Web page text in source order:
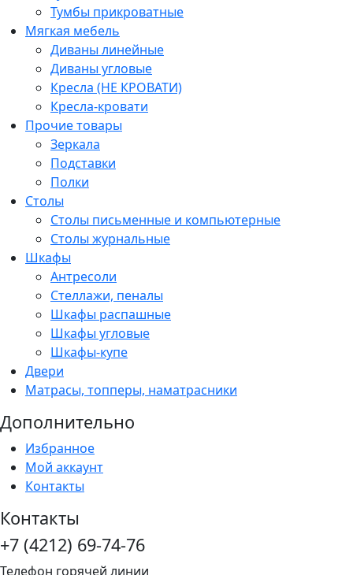
Тумбы прикроватные
Мягкая мебель
Диваны линейные
Диваны угловые
Кресла (НЕ КРОВАТИ)
Кресла-кровати
Прочие товары
Зеркала
Подставки
Полки
Столы
Столы письменные и компьютерные
Столы журнальные
Шкафы
Антресоли
Стеллажи, пеналы
Шкафы распашные
Шкафы угловые
Шкафы-купе
Двери
Матрасы, топперы, наматрасники
Дополнительно
Избранное
Мой аккаунт
Контакты
Контакты
+7 (4212) 69-74-76
Телефон горячей линии